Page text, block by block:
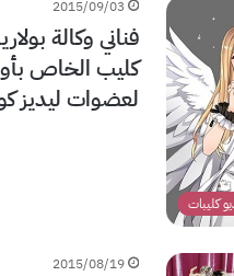
كليبات
2015/09/03
فناني وكالة
كليب الخاص
لعضوات ليديز
2015/08/19